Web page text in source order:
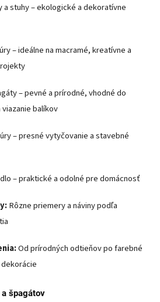
a stuhy – ekologické a dekoratívne
– ideálne na macramé, kreatívne a
– pevné a prírodné, vhodné do
viazanie balíkov
– presné vytyčovanie a stavebné
– praktické a odolné pre domácnosť
Rôzne priemery a náviny podľa
Od prírodných odtieňov po farebné
špagátov